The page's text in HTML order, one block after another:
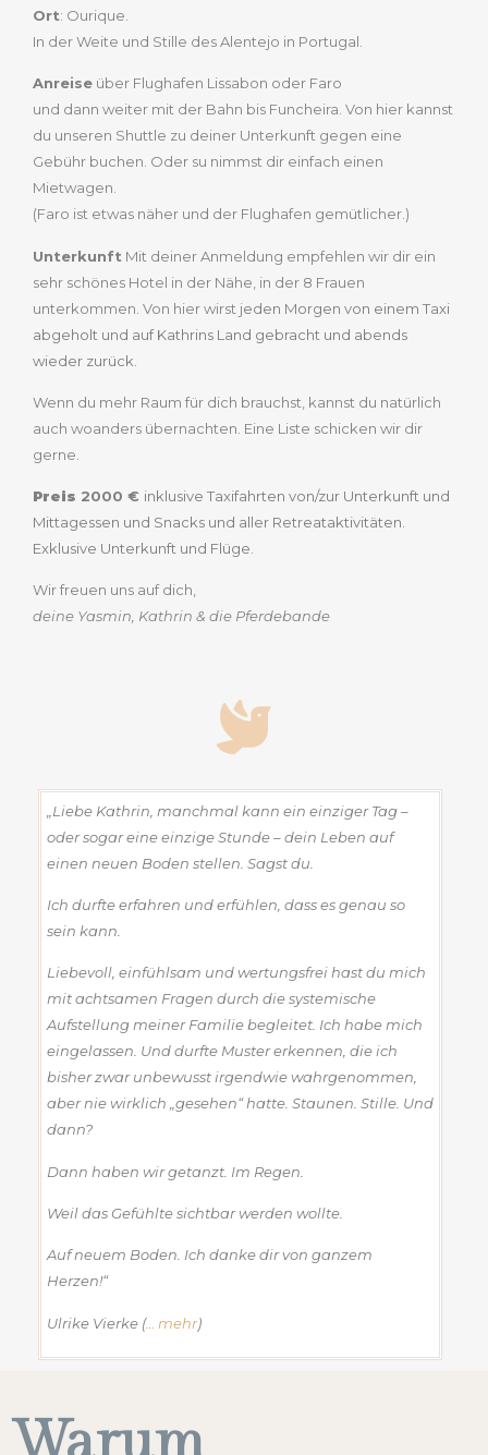
Ort: Ourique.
In der Weite und Stille des Alentejo in Portugal.
Anreise über Flughafen Lissabon oder Faro
und dann weiter mit der Bahn bis Funcheira. Von hier kannst
du unseren Shuttle zu deiner Unterkunft gegen eine
Gebühr buchen. Oder su nimmst dir einfach einen
Mietwagen.
(Faro ist etwas näher und der Flughafen gemütlicher.)
Unterkunft Mit deiner Anmeldung empfehlen wir dir ein
sehr schönes Hotel in der Nähe, in der 8 Frauen
unterkommen. Von hier wirst jeden Morgen von einem Taxi
abgeholt und auf Kathrins Land gebracht und abends
wieder zurück.
Wenn du mehr Raum für dich brauchst, kannst du natürlich
auch woanders übernachten. Eine Liste schicken wir dir
gerne.
Preis 2000 € inklusive Taxifahrten von/zur Unterkunft und
Mittagessen und Snacks und aller Retreataktivitäten.
Exklusive Unterkunft und Flüge.
Wir freuen uns auf dich,
deine Yasmin, Kathrin & die Pferdebande
„Liebe Kathrin, manchmal kann ein einziger Tag –
oder sogar eine einzige Stunde – dein Leben auf
einen neuen Boden stellen. Sagst du.
Ich durfte erfahren und erfühlen, dass es genau so
sein kann.
Liebevoll, einfühlsam und wertungsfrei hast du mich
mit achtsamen Fragen durch die systemische
Aufstellung meiner Familie begleitet. Ich habe mich
eingelassen. Und durfte Muster erkennen, die ich
bisher zwar unbewusst irgendwie wahrgenommen,
aber nie wirklich „gesehen“ hatte. Staunen. Stille. Und
dann?
Dann haben wir getanzt. Im Regen.
Weil das Gefühlte sichtbar werden wollte.
Auf neuem Boden. Ich danke dir von ganzem
Herzen!“
Ulrike Vierke (… mehr)